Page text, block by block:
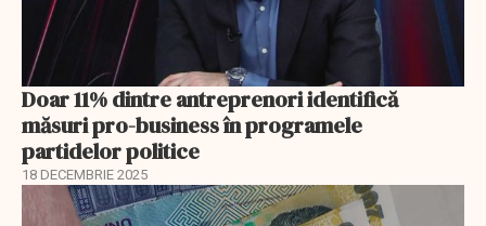
Doar 11% dintre antreprenori identifică
măsuri pro-business în programele
partidelor politice
18 DECEMBRIE 2025